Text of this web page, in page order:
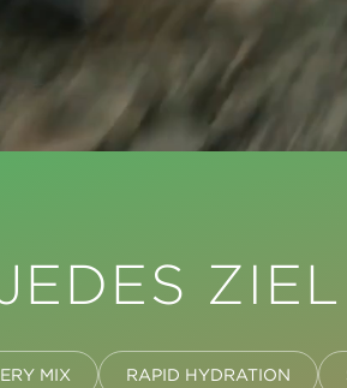
ZIEL
MIX RAPID HYDRATION